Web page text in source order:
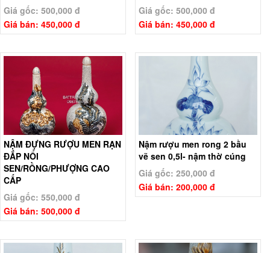
Giá gốc: 500,000 đ
Giá bán: 450,000 đ
Giá gốc: 500,000 đ
Giá bán: 450,000 đ
NẬM ĐỰNG RƯỢU MEN RẠN
ĐẮP NỔI
SEN/RỒNG/PHƯỢNG CAO
CẤP
Giá gốc: 550,000 đ
Giá bán: 500,000 đ
Nậm rượu men rong 2 bầu
vẽ sen 0,5l- nậm thờ cúng
Giá gốc: 250,000 đ
Giá bán: 200,000 đ